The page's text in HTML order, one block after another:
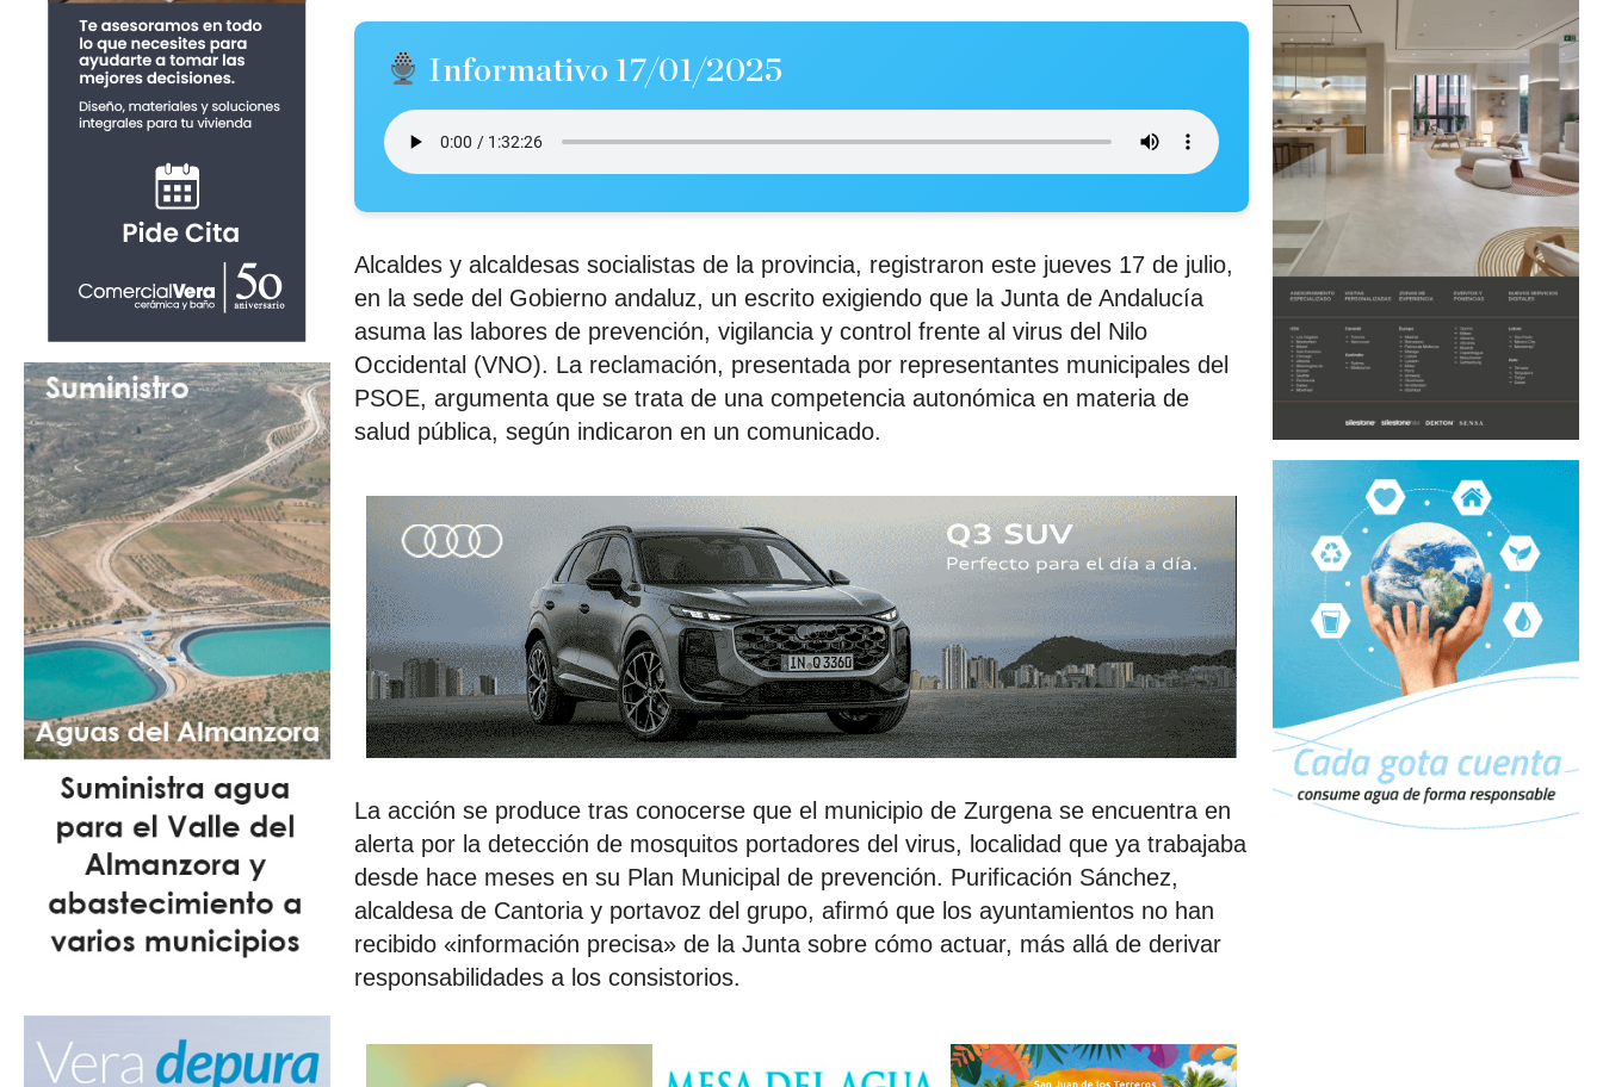
Informativo 17/01/2025
Alcaldes y alcaldesas socialistas de la provincia, registraron este jueves 17 de julio,
en la sede del Gobierno andaluz, un escrito exigiendo que la Junta de Andalucía
asuma las labores de prevención, vigilancia y control frente al virus del Nilo
Occidental (VNO). La reclamación, presentada por representantes municipales del
PSOE, argumenta que se trata de una competencia autonómica en materia de
salud pública, según indicaron en un comunicado.
La acción se produce tras conocerse que el municipio de Zurgena se encuentra en
alerta por la detección de mosquitos portadores del virus, localidad que ya trabajaba
desde hace meses en su Plan Municipal de prevención. Purificación Sánchez,
alcaldesa de Cantoria y portavoz del grupo, afirmó que los ayuntamientos no han
recibido «información precisa» de la Junta sobre cómo actuar, más allá de derivar
responsabilidades a los consistorios.